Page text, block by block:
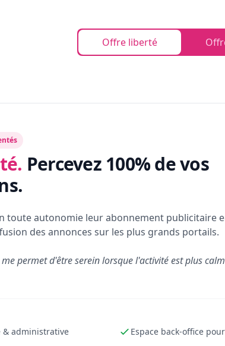
Offre liberté
Percevez 100% de vos
toute autonomie leur abonnement publicitaire
des annonces sur les plus grands portails.
permet d'être serein lorsque l'activité est plus
& administrative Espace back-office